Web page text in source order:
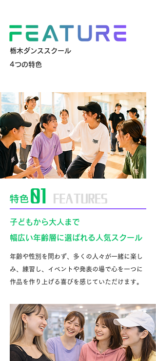
栃木ダンススクール
4つの特色
子どもから大人まで
幅広い年齢層に選ばれる人気スクール
年齢や性別を問わず、多くの人々が一緒に楽し
み、練習し、イベントや発表の場で心を一つに
作品を作り上げる喜びを感じていただけます。